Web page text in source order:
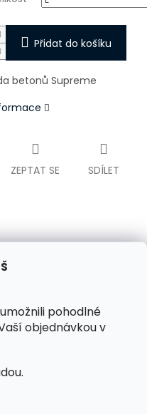
pohodlné
objednávkou v
Přidat do košíku
betonů Supreme
ZEPTAT SE SDÍLET